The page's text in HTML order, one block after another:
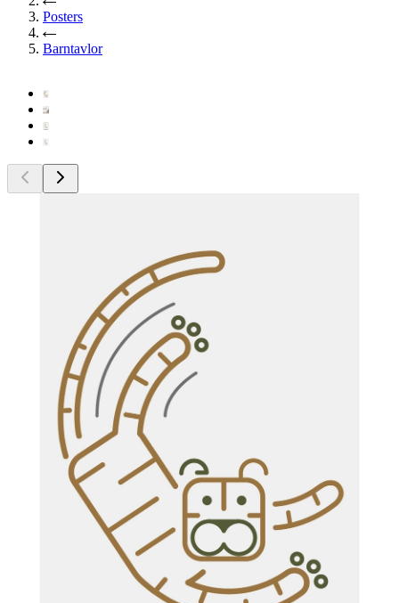
Posters
Barntavlor